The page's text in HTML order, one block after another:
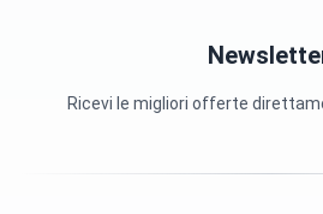
Ricevi le migliori offerte